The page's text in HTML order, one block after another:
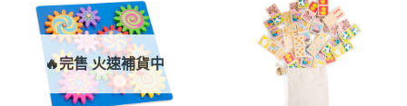
🔥完售 火速補貨中